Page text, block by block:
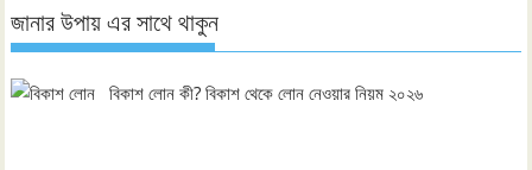
জানার উপায় এর সাথে থাকুন
বিকাশ লোন কী? বিকাশ থেকে লোন নেওয়ার নিয়ম ২০২৬